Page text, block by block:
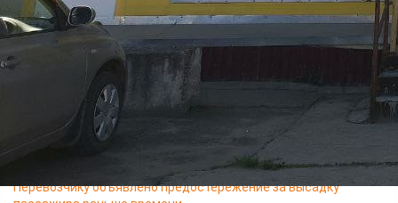
предоплату за товар - 48 000 рублей, неустойку за просрочку
передачи товара - 48 000 рублей, моральный вред – 3 000
рублей, штраф - 49 500 рублей.
Решение суда не вступило в законную силу.
Читайте также
07.08 08:43
Суд запретил производство продукции из мяса птицы на
Перевозчику объявлено предостережение за высадку